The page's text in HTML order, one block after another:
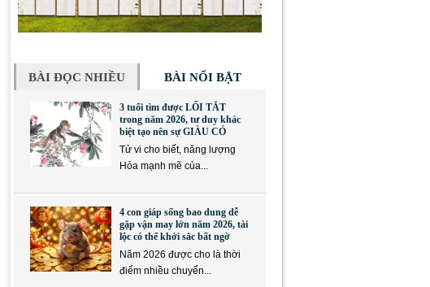
BÀI ĐỌC NHIỀU BÀI NỔI BẬT
3 tuổi tìm được LỐI TẮT
trong năm 2026, tư duy khác
biệt tạo nên sự GIÀU CÓ
Tử vi cho biết, năng lượng
Hỏa mạnh mẽ của...
4 con giáp sống bao dung dễ
gặp vận may lớn năm 2026, tài
lộc có thể khởi sắc bất ngờ
Năm 2026 được cho là thời
điểm nhiều chuyển...